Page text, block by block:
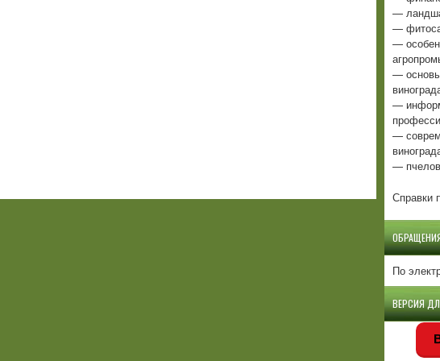
—
—
—
— основы
—
—
—
Справки
По
ВЕРСИЯ